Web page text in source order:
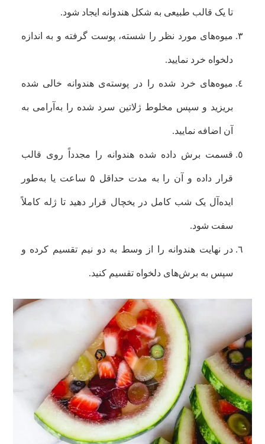
تا یک قالب طبیعی به شکل هندوانه ایجاد شود.
میوه‌های مورد نظر را شسته، پوست گرفته و به اندازه
دلخواه خرد نمایید.
میوه‌های خرد شده را در پوسته‌ی هندوانه خالی شده
بریزید و سپس مخلوط ژلاتین سرد شده را به‌آرامی به
آن اضافه نمایید.
قسمت برش داده شده هندوانه را مجدداً روی قالب
قرار داده و آن را به مدت حداقل ۵ ساعت یا به‌طور
ایده‌آل یک شب کامل در یخچال قرار دهید تا ژله کاملاً
سفت شود.
در نهایت هندوانه را از وسط به دو نیم تقسیم کرده و
سپس به برش‌های دلخواه تقسیم کنید.